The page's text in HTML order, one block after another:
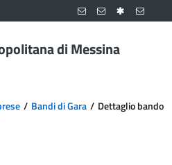
di Messina
Bandi di Gara Dettaglio bando